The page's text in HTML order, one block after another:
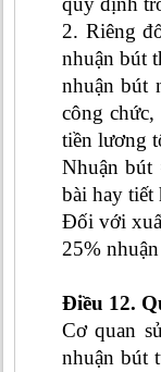
2. Riêng
nhuận bút
nhuận bút
công
tiền lương
Nhuận
bài hay tiết
Đối với
25%
Điều 12.
Cơ quan
nhuận bút